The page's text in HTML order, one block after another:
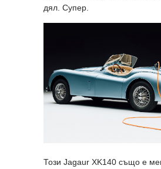
дял. Супер.
Този Jagaur XK140 също е